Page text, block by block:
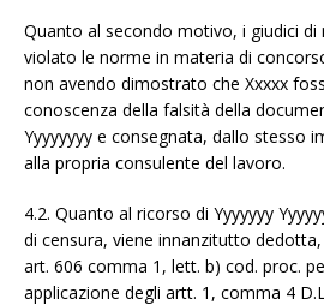
Quanto al secondo motivo, i giudici
violato le norme in materia di
non avendo dimostrato che Xxxxx
conoscenza della falsità della
Yyyyyyyy e consegnata, dallo stesso
alla propria consulente del lavoro.
4.2. Quanto al ricorso di Yyyyyyy
di censura, viene innanzitutto
art. 606 comma 1, lett. b) cod. proc.
applicazione degli artt. 1, comma 4